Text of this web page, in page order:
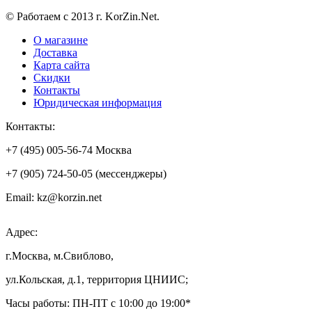
© Работаем с 2013 г. KorZin.Net.
О магазине
Доставка
Карта сайта
Скидки
Контакты
Юридическая информация
Контакты:
+7 (495) 005-56-74 Москва
+7 (905) 724-50-05 (мессенджеры)
Email: kz@korzin.net
Адрес:
г.Москва, м.Свиблово,
ул.Кольская, д.1, территория ЦНИИС;
Часы работы: ПН-ПТ с 10:00 до 19:00*